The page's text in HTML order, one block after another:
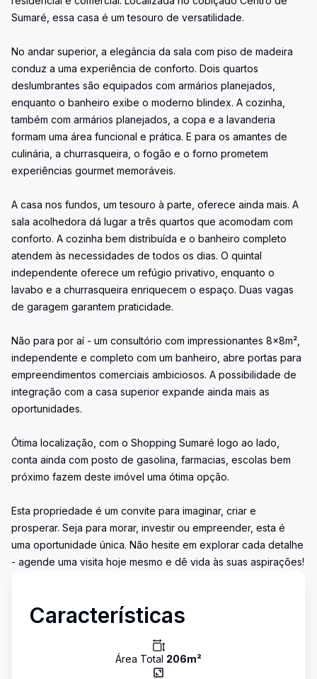
Sumaré, essa casa é um tesouro de versatilidade.
No andar superior, a elegância da sala com piso de madeira
conduz a uma experiência de conforto. Dois quartos
deslumbrantes são equipados com armários planejados,
enquanto o banheiro exibe o moderno blindex. A cozinha,
também com armários planejados, a copa e a lavanderia
formam uma área funcional e prática. E para os amantes de
culinária, a churrasqueira, o fogão e o forno prometem
experiências gourmet memoráveis.
A casa nos fundos, um tesouro à parte, oferece ainda mais. A
sala acolhedora dá lugar a três quartos que acomodam com
conforto. A cozinha bem distribuída e o banheiro completo
atendem às necessidades de todos os dias. O quintal
independente oferece um refúgio privativo, enquanto o
lavabo e a churrasqueira enriquecem o espaço. Duas vagas
de garagem garantem praticidade.
Não para por aí - um consultório com impressionantes 8x8m²,
independente e completo com um banheiro, abre portas para
empreendimentos comerciais ambiciosos. A possibilidade de
integração com a casa superior expande ainda mais as
oportunidades.
Ótima localização, com o Shopping Sumaré logo ao lado,
conta ainda com posto de gasolina, farmacias, escolas bem
próximo fazem deste imóvel uma ótima opção.
Esta propriedade é um convite para imaginar, criar e
prosperar. Seja para morar, investir ou empreender, esta é
uma oportunidade única. Não hesite em explorar cada detalhe
- agende uma visita hoje mesmo e dê vida às suas aspirações!
Características
Área Total 206m²